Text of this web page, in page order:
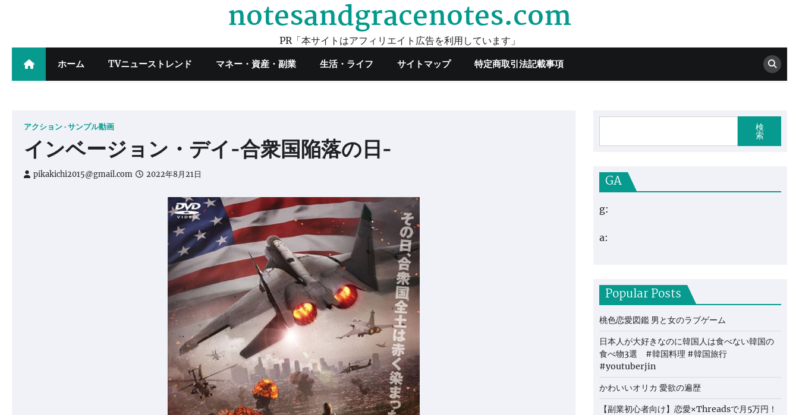
notesandgracenotes.com
PR「本サイトはアフィリエイト広告を利用しています」
ホーム TVニューストレンド マネー・資産・副業 生活・ライフ サイトマップ 特定商取引法記載事項
アクション サンプル動画
インベージョン・デイ-合衆国陥落の日-
pikakichi2015@gmail.com 2022年8月21日
検
索
GA
g:
a:
Popular Posts
桃色恋愛図鑑 男と女のラブゲーム
日本人が大好きなのに韓国人は食べない韓国の
食べ物3選 #韓国料理 #韓国旅行
#youtuberjin
かわいいオリカ 愛欲の遍歴
【副業初心者向け】恋愛×Threadsで月5万円！